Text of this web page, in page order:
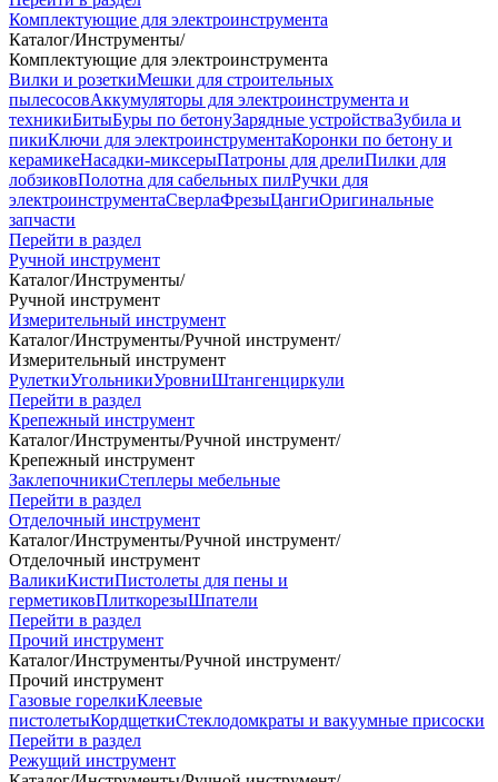
Комплектующие для электроинструмента
Каталог/Инструменты/
Комплектующие для электроинструмента
Вилки и розеткиМешки для строительных
пылесосовАккумуляторы для электроинструмента и
техникиБитыБуры по бетонуЗарядные устройстваЗубила и
пикиКлючи для электроинструментаКоронки по бетону и
керамикеНасадки-миксерыПатроны для дрелиПилки для
лобзиковПолотна для сабельных пилРучки для
электроинструментаСверлаФрезыЦангиОригинальные
запчасти
Перейти в раздел
Ручной инструмент
Каталог/Инструменты/
Ручной инструмент
Измерительный инструмент
Каталог/Инструменты/Ручной инструмент/
Измерительный инструмент
РулеткиУгольникиУровниШтангенциркули
Перейти в раздел
Крепежный инструмент
Каталог/Инструменты/Ручной инструмент/
Крепежный инструмент
ЗаклепочникиСтеплеры мебельные
Перейти в раздел
Отделочный инструмент
Каталог/Инструменты/Ручной инструмент/
Отделочный инструмент
ВаликиКистиПистолеты для пены и
герметиковПлиткорезыШпатели
Перейти в раздел
Прочий инструмент
Каталог/Инструменты/Ручной инструмент/
Прочий инструмент
Газовые горелкиКлеевые
пистолетыКордщеткиСтеклодомкраты и вакуумные присоски
Перейти в раздел
Режущий инструмент